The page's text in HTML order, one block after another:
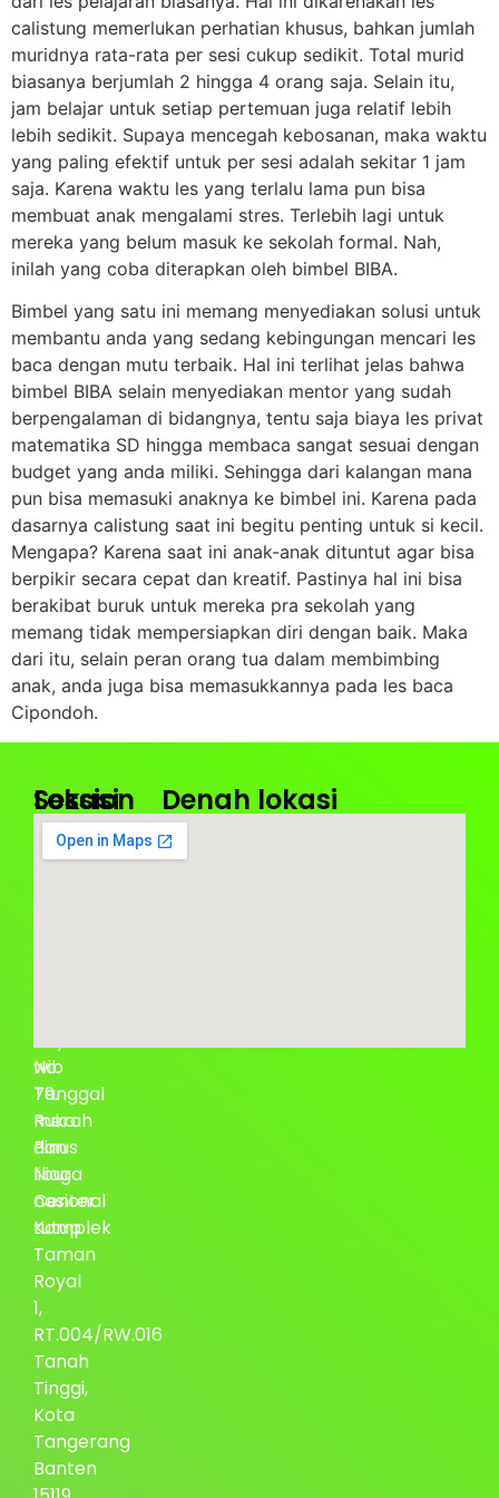
calistung memerlukan perhatian khusus, bahkan jumlah
muridnya rata-rata per sesi cukup sedikit. Total murid
biasanya berjumlah 2 hingga 4 orang saja. Selain itu,
jam belajar untuk setiap pertemuan juga relatif lebih
lebih sedikit. Supaya mencegah kebosanan, maka waktu
yang paling efektif untuk per sesi adalah sekitar 1 jam
saja. Karena waktu les yang terlalu lama pun bisa
membuat anak mengalami stres. Terlebih lagi untuk
mereka yang belum masuk ke sekolah formal. Nah,
inilah yang coba diterapkan oleh bimbel BIBA.
Bimbel yang satu ini memang menyediakan solusi untuk
membantu anda yang sedang kebingungan mencari les
baca dengan mutu terbaik. Hal ini terlihat jelas bahwa
bimbel BIBA selain menyediakan mentor yang sudah
berpengalaman di bidangnya, tentu saja biaya les privat
matematika SD hingga membaca sangat sesuai dengan
budget yang anda miliki. Sehingga dari kalangan mana
pun bisa memasuki anaknya ke bimbel ini. Karena pada
dasarnya calistung saat ini begitu penting untuk si kecil.
Mengapa? Karena saat ini anak-anak dituntut agar bisa
berpikir secara cepat dan kreatif. Pastinya hal ini bisa
berakibat buruk untuk mereka pra sekolah yang
memang tidak mempersiapkan diri dengan baik. Maka
dari itu, selain peran orang tua dalam membimbing
anak, anda juga bisa memasukkannya pada les baca
Cipondoh.
Lokasi
Kantor
Pusat
No.
79.
Ruko
Pinus
Niaga
Center.
Komplek
Taman
Royal
1,
RT.004/RW.016
Tanah
Tinggi,
Kota
Tangerang
Banten
Session
Jam
Operasional
wib
Tanggal
merah
dan
libur
nasional
tutup
Denah lokasi